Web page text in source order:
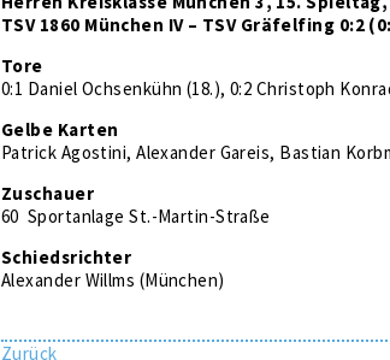
TSV 1860 München IV – TSV Gräfelfing 0:2
Tore
0:1 Daniel Ochsenkühn (18.), 0:2 Christoph
Gelbe Karten
Patrick Agostini, Alexander Gareis, Bastian
Zuschauer
60 Sportanlage St.-Martin-Straße
Schiedsrichter
Alexander Willms (München)
Zurück